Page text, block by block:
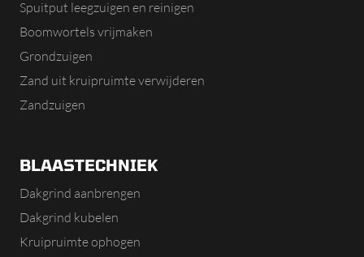
Spuitput leegzuigen en reinigen
Boomwortels vrijmaken
Grondzuigen
Zand uit kruipruimte verwijderen
Zandzuigen
BLAASTECHNIEK
Dakgrind aanbrengen
Dakgrind kubelen
Kruipruimte ophogen